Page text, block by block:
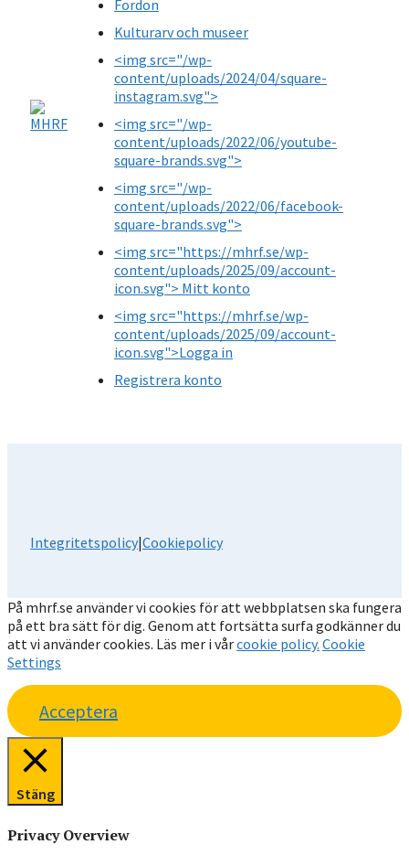
Fordon
Kulturarv och museer
<img src="/wp-
content/uploads/2024/04/square-
instagram.svg">
<img src="/wp-
content/uploads/2022/06/youtube-
square-brands.svg">
<img src="/wp-
content/uploads/2022/06/facebook-
square-brands.svg">
<img src="https://mhrf.se/wp-
content/uploads/2025/09/account-
icon.svg"> Mitt konto
<img src="https://mhrf.se/wp-
content/uploads/2025/09/account-
icon.svg">Logga in
Registrera konto
Integritetspolicy|Cookiepolicy
På mhrf.se använder vi cookies för att webbplatsen ska fungera
på ett bra sätt för dig. Genom att fortsätta surfa godkänner du
att vi använder cookies. Läs mer i vårcookie policy. Cookie
Settings
Acceptera
Stäng
Privacy Overview